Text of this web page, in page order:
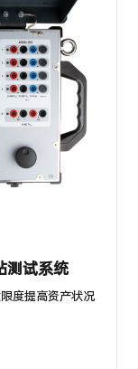
测试系统
度提高资产状况